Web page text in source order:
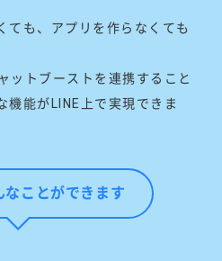
ても、アプリを作らなくても
ットブーストを連携すること
機能がLINE上で実現できま
なことができます